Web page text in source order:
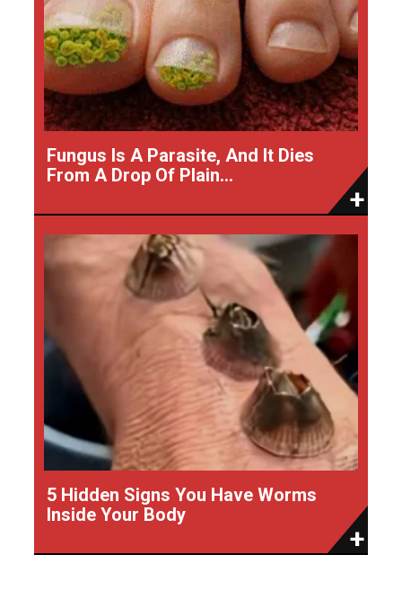
Fungus Is A Parasite, And It Dies
From A Drop Of Plain...
5 Hidden Signs You Have Worms
Inside Your Body